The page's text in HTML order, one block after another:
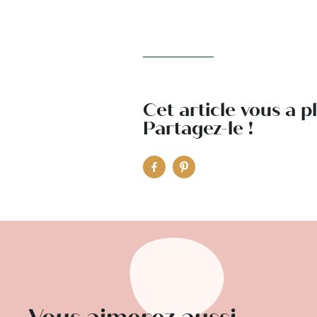
Cet article vous a
Partagez-le !